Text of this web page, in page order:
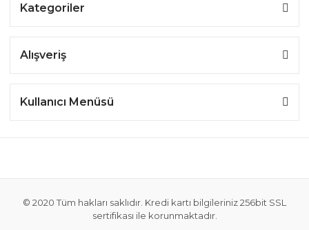
Kategoriler
Alışveriş
Kullanıcı Menüsü
© 2020 Tüm hakları saklıdır. Kredi kartı bilgileriniz 256bit SSL
sertifikası ile korunmaktadır.